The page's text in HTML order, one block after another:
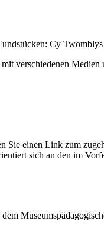
Cy
verschiedenen
Sie einen Link zum
sich an den im